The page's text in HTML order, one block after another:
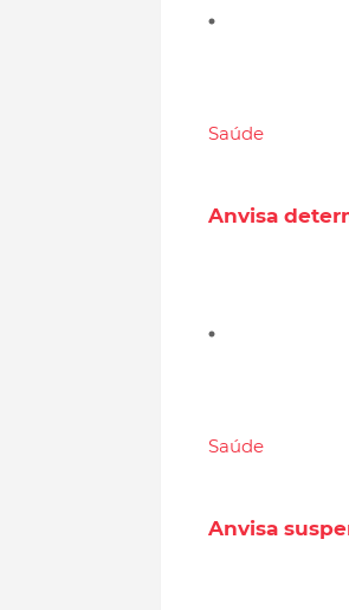
Saúde
Anvisa
Saúde
Anvisa